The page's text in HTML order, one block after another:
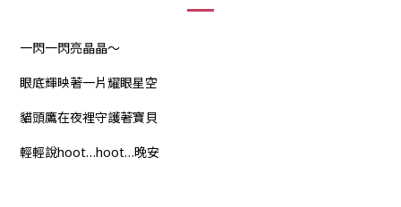
一閃一閃亮晶晶～
眼底輝映著一片耀眼星空
貓頭鷹在夜裡守護著寶貝
輕輕說hoot…hoot…晚安